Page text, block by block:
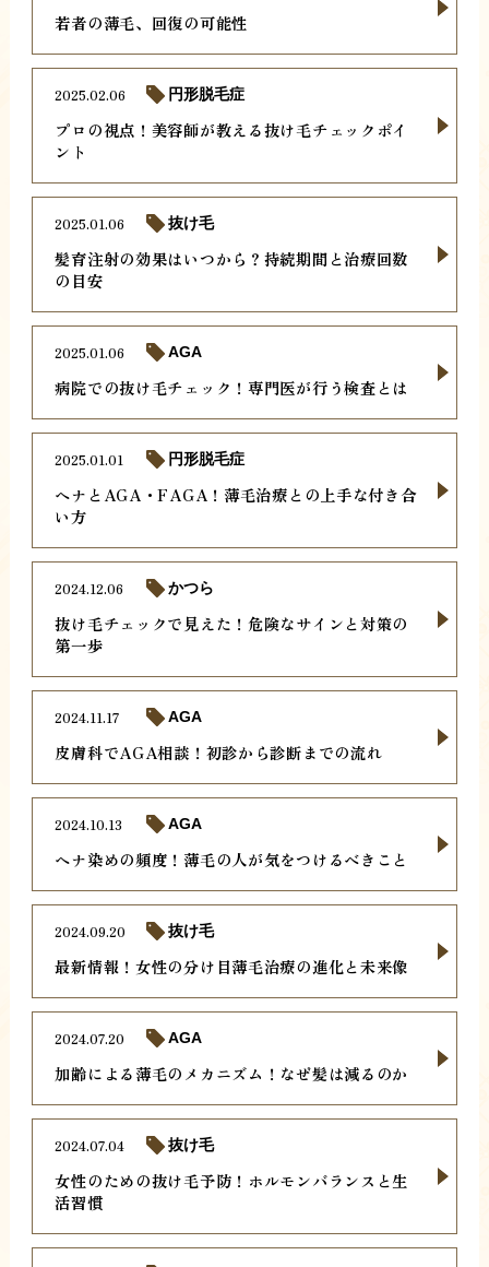
若者の薄毛、回復の可能性
プロの視点！美容師が教える抜け毛チェックポイ
ント
2025.02.06 円形脱毛症
髪育注射の効果はいつから？持続期間と治療回数
の目安
2025.01.06 抜け毛
病院での抜け毛チェック！専門医が行う検査とは
2025.01.06 AGA
ヘナとAGA・FAGA！薄毛治療との上手な付き合
い方
2025.01.01 円形脱毛症
抜け毛チェックで見えた！危険なサインと対策の
第一歩
2024.12.06 かつら
皮膚科でAGA相談！初診から診断までの流れ
2024.11.17 AGA
ヘナ染めの頻度！薄毛の人が気をつけるべきこと
2024.10.13 AGA
最新情報！女性の分け目薄毛治療の進化と未来像
2024.09.20 抜け毛
加齢による薄毛のメカニズム！なぜ髪は減るのか
2024.07.20 AGA
女性のための抜け毛予防！ホルモンバランスと生
活習慣
2024.07.04 抜け毛